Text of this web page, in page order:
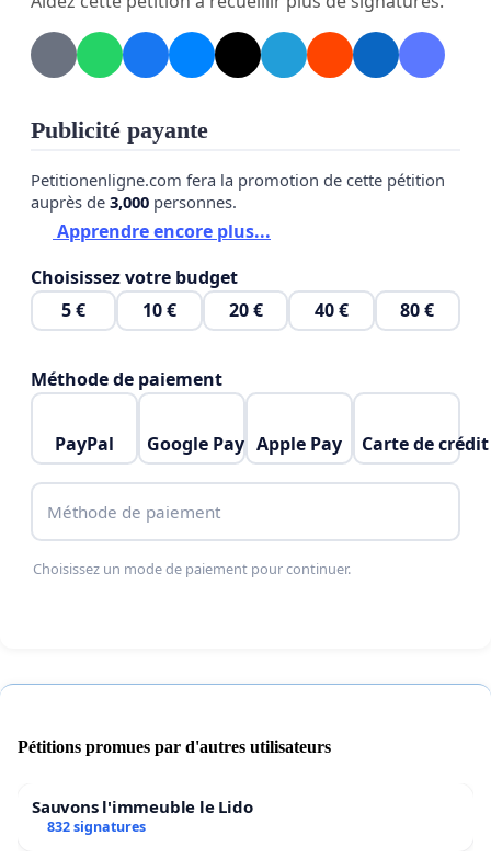
Publicité payante
Petitionenligne.com fera la promotion de cette pétition
auprès de 3,000 personnes.
Apprendre encore plus...
Choisissez votre budget
5 €
10 € 20 € 40 € 80 €
Méthode de paiement
PayPal Google Pay Apple Pay Carte de crédit
Méthode de paiement
Choisissez un mode de paiement pour continuer.
Pétitions promues par d'autres utilisateurs
Sauvons l'immeuble le Lido
832 signatures